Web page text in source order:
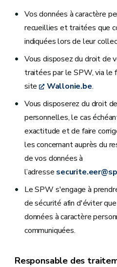
Vos données à caractère
recueillies et traitées que
indiquées lors de leur
Vous disposez du droit de
traitées par le SPW, via le
site
Wallonie.be.
Vous disposerez du droit
personnelles, le cas
exactitude et de faire
les concernant auprès du
de vos données à
l’adresse
Le SPW s'engage à
de sécurité afin d'éviter
données à caractère
communiquées.
Responsable des